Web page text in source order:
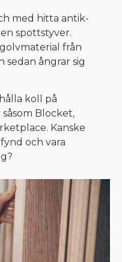
med hitta antik-
spottstyver.
från
ångrar sig
koll på
Blocket,
Kanske
och vara